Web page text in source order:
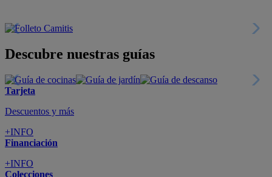
Descubre nuestras guías
Tarjeta
Descuentos y más
+INFO
Financiación
+INFO
Colecciones